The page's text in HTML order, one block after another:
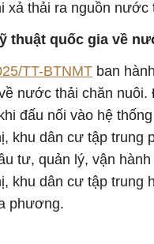
xả thải ra nguồn nước
thuật quốc gia về
TT-BTNMT ban
nước thải chăn
đấu nối vào hệ
khu dân cư tập trung
tư, quản lý, vận
khu dân cư tập trung
phương.